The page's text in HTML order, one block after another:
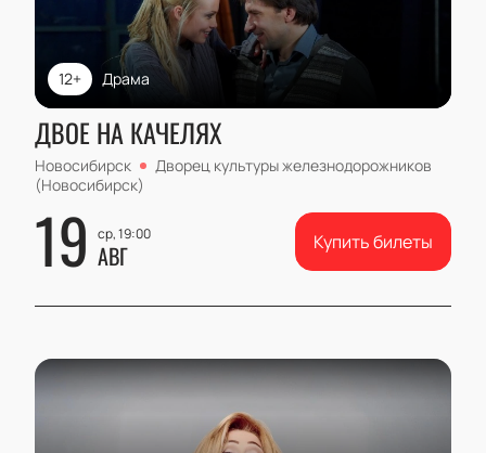
Драма
12+
ДВОЕ НА КАЧЕЛЯХ
Новосибирск
Дворец культуры железнодорожников
(Новосибирск)
19 ср, 19:00
АВГ Купить билеты